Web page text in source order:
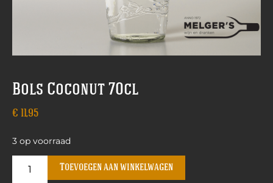
Bols Coconut 70cl
€ 11,95
3 op voorraad
Toevoegen aan winkelwagen